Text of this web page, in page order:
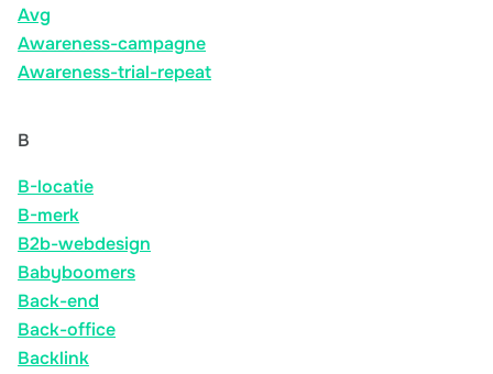
Avg
Awareness-campagne
Awareness-trial-repeat
B
B-locatie
B-merk
B2b-webdesign
Babyboomers
Back-end
Back-office
Backlink